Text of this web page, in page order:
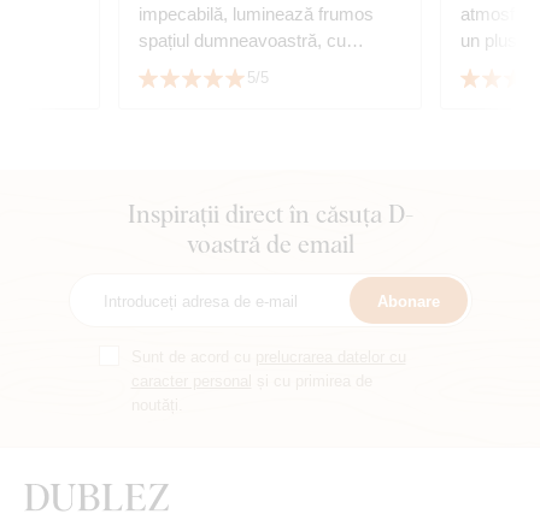
impecabilă, luminează frumos
spațiul dumneavoastră, cu
siguranță recomand.
5/5
un plus
foarte
serviciu.
Inspirații direct în căsuța D-
voastră de email
Abonare